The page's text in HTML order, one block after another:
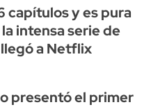
capítulos y es pura
intensa serie de
a Netflix
presentó el primer